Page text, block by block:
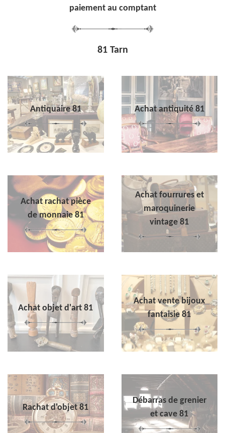
paiement au comptant
81 Tarn
Antiquaire 81 Achat antiquité 81
Achat rachat pièce
de monnaie 81
Achat fourrures et
maroquinerie
vintage 81
Achat objet d'art 81
Achat vente bijoux
fantaisie 81
Rachat d'objet 81
Débarras de grenier
et cave 81